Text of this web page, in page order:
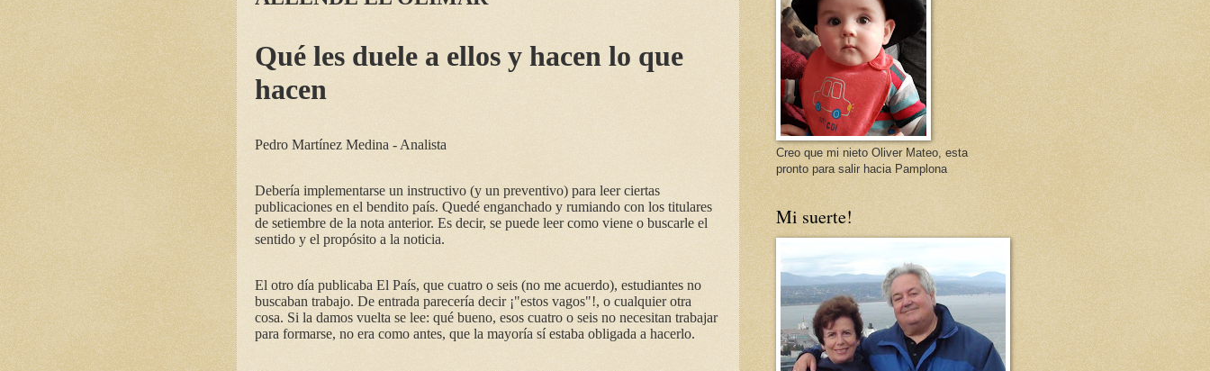
Qué les duele a ellos y hacen lo que
hacen
Pedro Martínez Medina - Analista
Debería implementarse un instructivo (y un preventivo) para leer ciertas
publicaciones en el bendito país. Quedé enganchado y rumiando con los titulares
de setiembre de la nota anterior. Es decir, se puede leer como viene o buscarle el
sentido y el propósito a la noticia.
El otro día publicaba El País, que cuatro o seis (no me acuerdo), estudiantes no
buscaban trabajo. De entrada parecería decir ¡"estos vagos"!, o cualquier otra
cosa. Si la damos vuelta se lee: qué bueno, esos cuatro o seis no necesitan trabajar
para formarse, no era como antes, que la mayoría sí estaba obligada a hacerlo.
Creo que mi nieto Oliver Mateo, esta
pronto para salir hacia Pamplona
Mi suerte!